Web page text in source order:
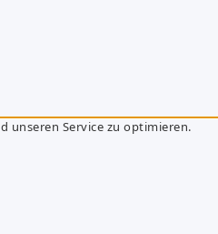
unseren Service zu optimieren.